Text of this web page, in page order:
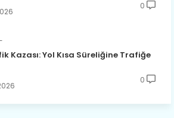
0
Kazası: Yol Kısa Süreliğine Trafiğe
0